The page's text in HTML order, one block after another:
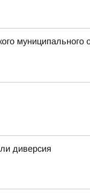
муниципального
диверсия